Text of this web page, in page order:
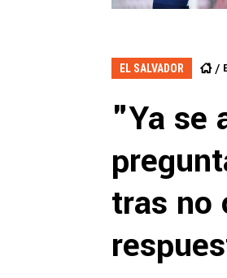
EL SALVADOR
"Ya se
tras no